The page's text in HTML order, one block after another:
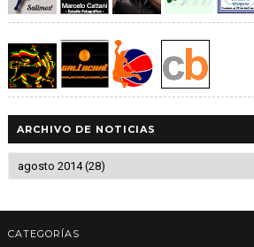
ARCHIVO DE NOTICIAS
CATEGORÍAS